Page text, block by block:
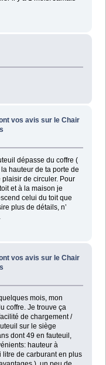
vos avis sur le Chair
dépasse du coffre (
hauteur de ta porte de
de circuler. Pour
et à la maison je
celui du toit que
plus de détails, n’
vos avis sur le Chair
mois, mon
coffre. Je trouve ça
de chargement /
sur le siège
dont 49 en fauteuil,
hauteur à
litre de carburant en plus